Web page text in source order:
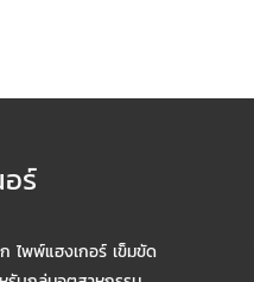
ร์
ไพพ์แฮงเกอร์ เข็มขัด